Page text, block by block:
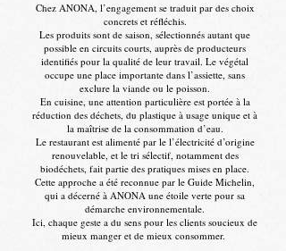
Chez ANONA, l’engagement se traduit par des choix
concrets et réfléchis.
Les produits sont de saison, sélectionnés autant que
possible en circuits courts, auprès de producteurs
identifiés pour la qualité de leur travail. Le végétal
occupe une place importante dans l’assiette, sans
exclure la viande ou le poisson.
En cuisine, une attention particulière est portée à la
réduction des déchets, du plastique à usage unique et à
la maîtrise de la consommation d’eau.
Le restaurant est alimenté par le l’électricité d’origine
renouvelable, et le tri sélectif, notamment des
biodéchets, fait partie des pratiques mises en place.
Cette approche a été reconnue par le Guide Michelin,
qui a décerné à ANONA une étoile verte pour sa
démarche environnementale.
Ici, chaque geste a du sens pour les clients soucieux de
mieux manger et de mieux consommer.